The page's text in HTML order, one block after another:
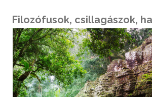
Filozófusok, csillagászok,